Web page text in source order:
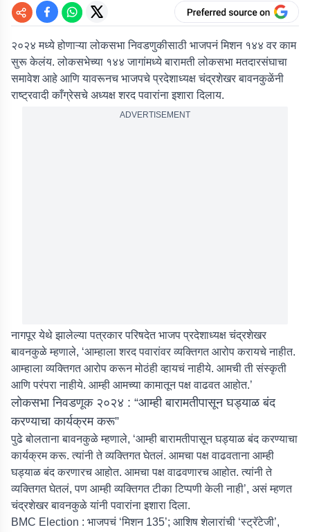
२०२४ मध्ये होणाऱ्या लोकसभा निवडणुकीसाठी भाजपनं मिशन १४४ वर काम
सुरू केलंय. लोकसभेच्या १४४ जागांमध्ये बारामती लोकसभा मतदारसंघाचा
समावेश आहे आणि यावरूनच भाजपचे प्रदेशाध्यक्ष चंद्रशेखर बावनकुळेंनी
राष्ट्रवादी काँग्रेसचे अध्यक्ष शरद पवारांना इशारा दिलाय.
ADVERTISEMENT
नागपूर येथे झालेल्या पत्रकार परिषदेत भाजप प्रदेशाध्यक्ष चंद्रशेखर
बावनकुळे म्हणाले, ‘आम्हाला शरद पवारांवर व्यक्तिगत आरोप करायचे नाहीत.
आम्हाला व्यक्तिगत आरोप करून मोठंही व्हायचं नाहीये. आमची ती संस्कृती
आणि परंपरा नाहीये. आम्ही आमच्या कामातून पक्ष वाढवत आहोत.’
लोकसभा निवडणूक २०२४ : “आम्ही बारामतीपासून घड्याळ बंद
करण्याचा कार्यक्रम करू”
पुढे बोलताना बावनकुळे म्हणाले, ‘आम्ही बारामतीपासून घड्याळ बंद करण्याचा
कार्यक्रम करू. त्यांनी ते व्यक्तिगत घेतलं. आमचा पक्ष वाढवताना आम्ही
घड्याळ बंद करणारच आहोत. आमचा पक्ष वाढवणारच आहोत. त्यांनी ते
व्यक्तिगत घेतलं, पण आम्ही व्यक्तिगत टीका टिप्पणी केली नाही’, असं म्हणत
चंद्रशेखर बावनकुळे यांनी पवारांना इशारा दिला.
BMC Election : भाजपचं ‘मिशन 135’; आशिष शेलारांची ‘स्ट्रॅटेजी’,